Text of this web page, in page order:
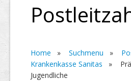
Home » Suchmenu »
Krankenkasse Sanitas »
Jugendliche